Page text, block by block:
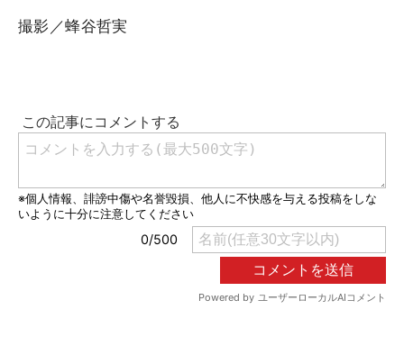
撮影／蜂谷哲実